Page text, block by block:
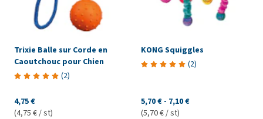
Trixie Balle sur Corde en
Caoutchouc pour Chien
(2)
4,75 €
(4,75 € / st)
KONG Squiggles
(2)
5,70 € - 7,10 €
(5,70 € / st)